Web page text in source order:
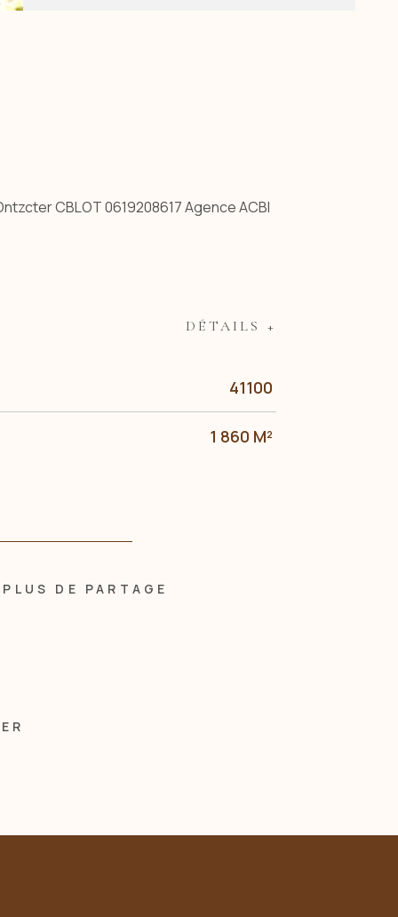
CBLOT 0619208617 Agence ACBI
DÉTAILS +
41100
1 860 M²
PLUS DE PARTAGE